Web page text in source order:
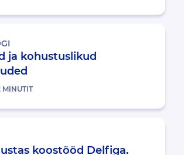
ja kohustuslikud
MINUTIT
koostööd Delfiga.